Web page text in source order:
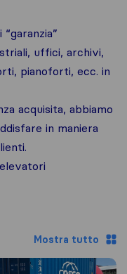
uffici, archivi,
pianoforti, ecc. in
acquisita, abbiamo
in maniera
Mostra tutto